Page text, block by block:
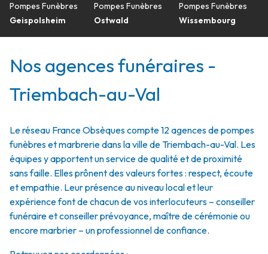
Pompes Funèbres
Geispolsheim
Pompes Funèbres
Ostwald
Pompes Funèbres
Wissembourg
Nos agences funéraires -
Triembach-au-Val
Le réseau France Obsèques compte 12 agences de pompes
funèbres et marbrerie dans la ville de Triembach-au-Val. Les
équipes y apportent un service de qualité et de proximité
sans faille. Elles prônent des valeurs fortes : respect, écoute
et empathie. Leur présence au niveau local et leur
expérience font de chacun de vos interlocuteurs – conseiller
funéraire et conseiller prévoyance, maître de cérémonie ou
encore marbrier – un professionnel de confiance.